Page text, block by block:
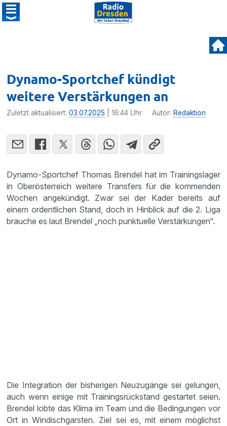
Dynamo-Sportchef kündigt
weitere Verstärkungen an
Zuletzt aktualisiert:03.07.2025 | 16:44 Uhr Autor: Redaktion
Dynamo-Sportchef Thomas Brendel hat im Trainingslager
in Oberösterreich weitere Transfers für die kommenden
Wochen angekündigt. Zwar sei der Kader bereits auf
einem ordentlichen Stand, doch in Hinblick auf die 2. Liga
brauche es laut Brendel „noch punktuelle Verstärkungen“.
Die Integration der bisherigen Neuzugänge sei gelungen,
auch wenn einige mit Trainingsrückstand gestartet seien.
Brendel lobte das Klima im Team und die Bedingungen vor
Ort in Windischgarsten. Ziel sei es, mit einem möglichst